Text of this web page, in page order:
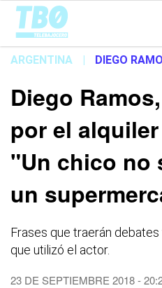
Cargando...
ARGENTINA | DIEGO
Diego
por el
"Un chico no
un
Frases que traerán
que utilizó el actor.
23 DE SEPTIEMBRE 2018 -